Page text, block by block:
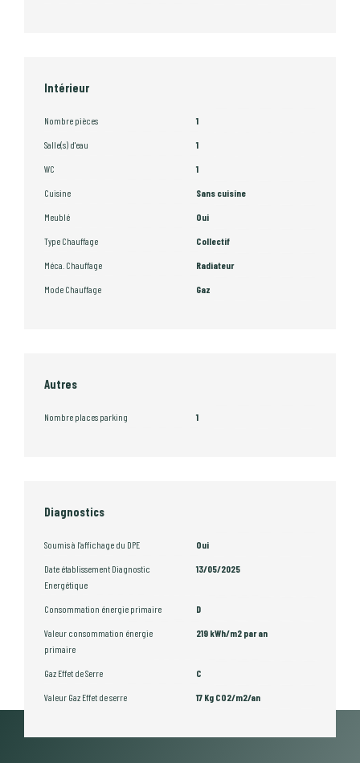
Intérieur
Nombre pièces 1
Salle(s) d'eau 1
WC 1
Cuisine Sans cuisine
Meublé Oui
Type Chauffage Collectif
Méca. Chauffage Radiateur
Mode Chauffage Gaz
Autres
Nombre places parking 1
Diagnostics
Soumis à l'affichage du DPE Oui
Date établissement Diagnostic
Energétique
13/05/2025
Consommation énergie primaire D
Valeur consommation énergie
primaire
219 kWh/m2 par an
Gaz Effet de Serre C
Valeur Gaz Effet de serre 17 Kg CO2/m2/an